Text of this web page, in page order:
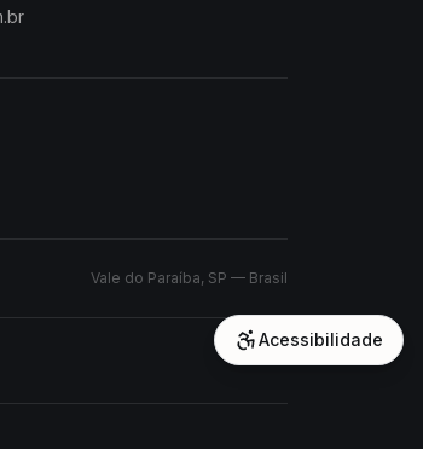
Vale do Paraíba, SP — Brasil
Acessibilidade